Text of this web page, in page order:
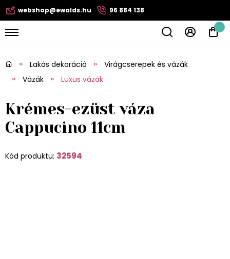
webshop@ewalds.hu 96 884 138
Lakás dekoráció
Virágcserepek és vázák
Vázák
Luxus vázák
Krémes-ezüst váza
Cappucino 11cm
Kód produktu: 32594